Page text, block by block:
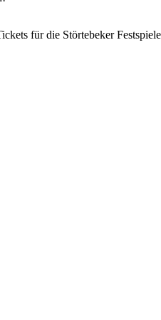
für die Störtebeker